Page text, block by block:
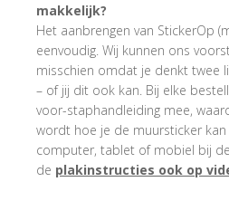
makkelijk?
Het aanbrengen van StickerOp
eenvoudig. Wij kunnen ons
misschien omdat je denkt twee
– of jij dit ook kan. Bij elke
voor-staphandleiding mee,
wordt hoe je de muursticker
computer, tablet of mobiel bij
de plakinstructies ook op